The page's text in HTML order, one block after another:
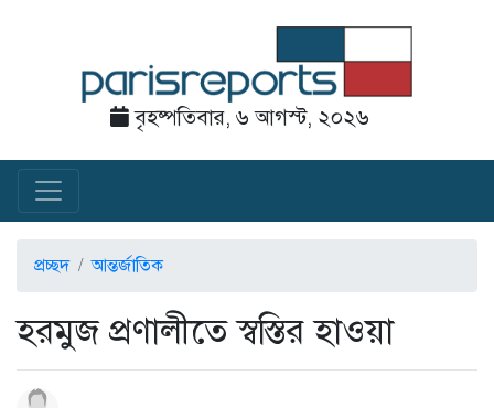
বৃহষ্পতিবার, ৬ আগস্ট, ২০২৬
প্রচ্ছদ আন্তর্জাতিক
হরমুজ প্রণালীতে স্বস্তির হাওয়া